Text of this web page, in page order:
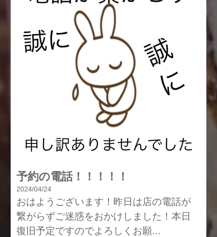
予約の電話！！！！！
2024/04/24
おはようございます！昨日は店の電話が
繋がらずご迷惑をおかけしました！本日
復旧予定ですのでよろしくお願...